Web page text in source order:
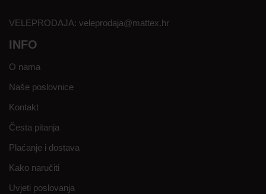
VELEPRODAJA: veleprodaja@mattex.hr
INFO
O nama
Naše poslovnice
Kontakt
Česta pitanja
Plaćanje i dostava
Kako naručiti
Uvjeti poslovanja